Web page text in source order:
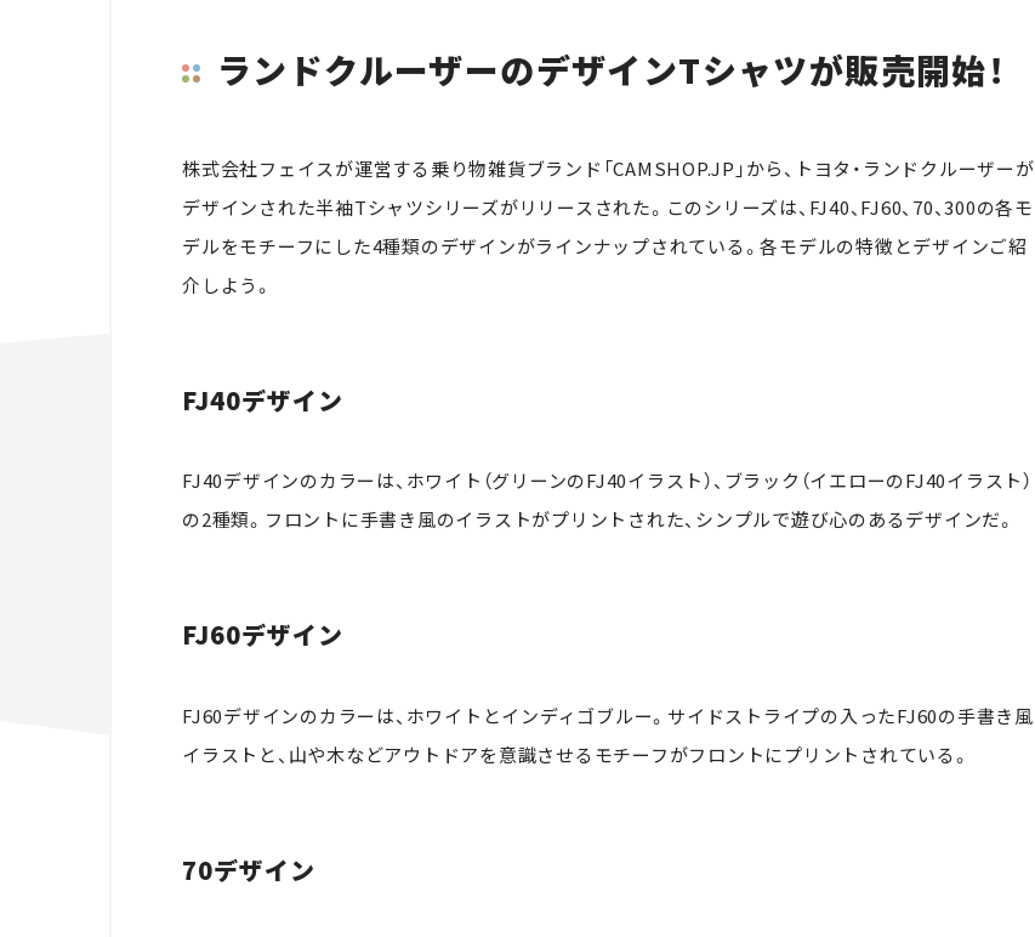
ランドクルーザーのデザインTシャツが販売開始！
株式会社フェイスが運営する乗り物雑貨ブランド「CAMSHOP.JP」から、トヨタ・ランドクルーザーが
デザインされた半袖Tシャツシリーズがリリースされた。このシリーズは、FJ40、FJ60、70、300の各モ
デルをモチーフにした4種類のデザインがラインナップされている。各モデルの特徴とデザインご紹
介しよう。
FJ40デザイン
FJ40デザインのカラーは、ホワイト（グリーンのFJ40イラスト）、ブラック（イエローのFJ40イラスト）
の2種類。フロントに手書き風のイラストがプリントされた、シンプルで遊び心のあるデザインだ。
FJ60デザイン
FJ60デザインのカラーは、ホワイトとインディゴブルー。サイドストライプの入ったFJ60の手書き風
イラストと、山や木などアウトドアを意識させるモチーフがフロントにプリントされている。
70デザイン